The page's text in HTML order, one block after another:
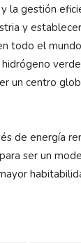
la gestión
y
todo el
un centro
de energía
ser un